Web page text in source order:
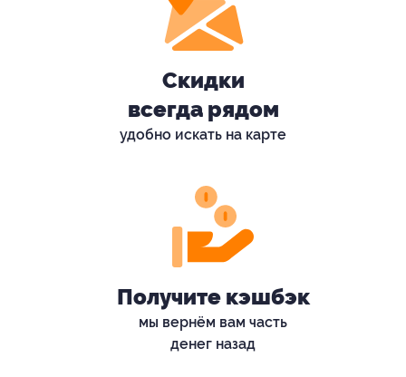
Скидки
всегда рядом
удобно искать на карте
Получите кэшбэк
мы вернём вам часть
денег назад